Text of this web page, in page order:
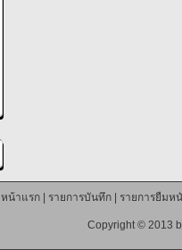
หน้าแรก| รายการบันทึก| รายการยืมห
Copyright © 2013